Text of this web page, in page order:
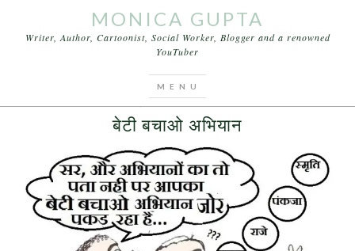
MONICA GUPTA
Writer, Author, Cartoonist, Social Worker, Blogger and a renowned
YouTuber
बेटी बचाओ अभियान